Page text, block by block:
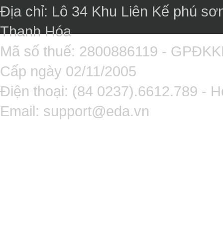
Địa chỉ: Lô 34 Khu Liên Kế phú
Thanh Hóa
Mã số thuế: 2800886119 -
Cấp ngày 02/11/2005
Điện thoại: (84 0237).6612.789 -
Email: support@eda.vn